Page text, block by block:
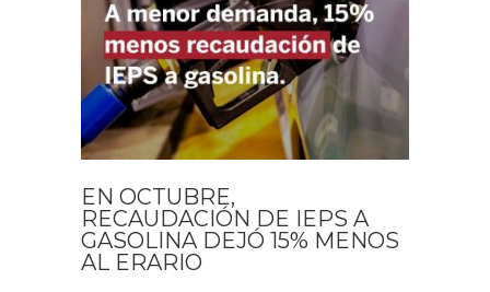
EN OCTUBRE,
RECAUDACIÓN DE IEPS A
GASOLINA DEJÓ 15% MENOS
AL ERARIO